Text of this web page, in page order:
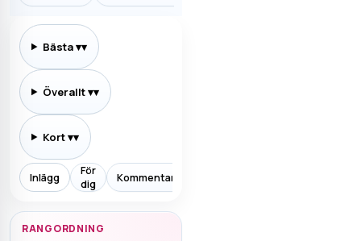
Bästa▾
Överallt▾
Kort▾
Inlägg
För
dig
Kommentarer
RANGORDNING